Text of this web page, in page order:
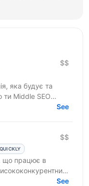
$$
яка будує та
Middle SEO
реально
See
$$
що працює в
розвиваємосяSee